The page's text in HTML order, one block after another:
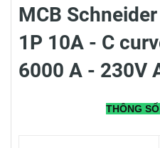
MCB
1P 10A - C
6000 A - 230V
THÔNG